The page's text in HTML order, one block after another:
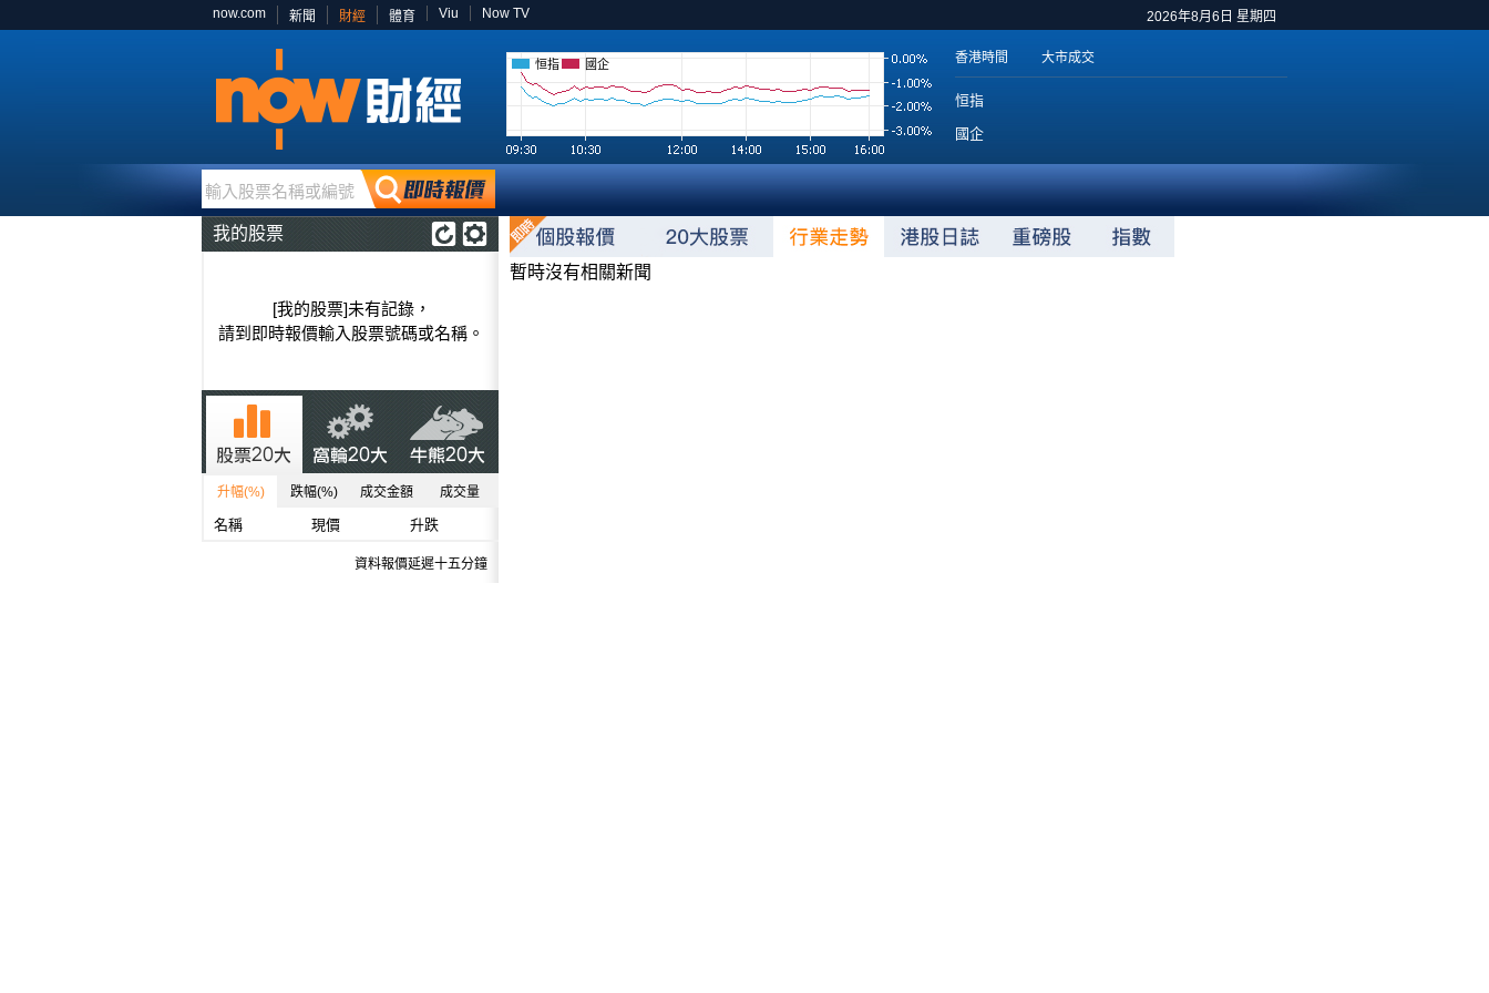
2026年8月6日 星期四
now.com 新聞 財經 體育 Viu Now TV
恒指 國企 香港時間 大市成交
恒指
國企
輸入股票名稱或編號
我的股票
[我的股票]未有記錄，
請到即時報價輸入股票號碼或名稱。
升幅(%) 跌幅(%) 成交金額 成交量
名稱 現價 升跌
資料報價延遲十五分鐘
暫時沒有相關新聞